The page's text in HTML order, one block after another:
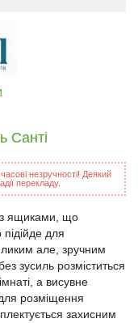
Санті
незручності! Деякий
перекладу.
з ящиками, що
для
але, зручним
зусиль розміститься
а висувне
розміщення
захисним